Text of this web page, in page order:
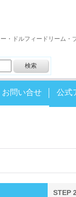
・ドルフィードリーム
お問い合せ 公式
STEP 2